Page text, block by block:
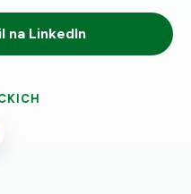
na LinkedIn